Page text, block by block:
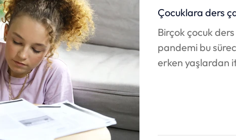
Çocuklara ders
Birçok çocuk
pandemi bu
erken yaşlardan